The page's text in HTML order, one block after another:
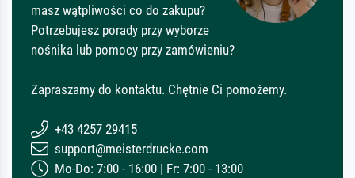
masz wątpliwości co do zakupu?
Potrzebujesz porady przy wyborze
nośnika lub pomocy przy zamówieniu?
Zapraszamy do kontaktu. Chętnie Ci pomożemy.
+43 4257 29415
support@meisterdrucke.com
Mo-Do: 7:00 - 16:00 | Fr: 7:00 - 13:00